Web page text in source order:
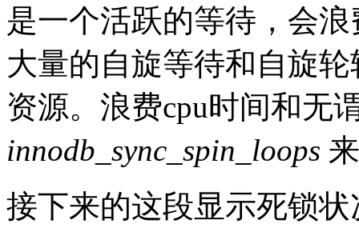
是一个活跃的等待，会
大量的自旋等待和自旋
资源。浪费cpu时间和无
innodb_sync_spin_loops
接下来的这段显示死锁状